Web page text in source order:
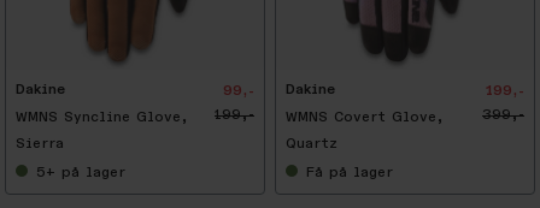
Dakine
WMNS Syncline Glove,
Sierra
99,-
199,-
5+ på lager
Dakine
WMNS Covert Glove,
Quartz
199,-
399,-
Få på lager